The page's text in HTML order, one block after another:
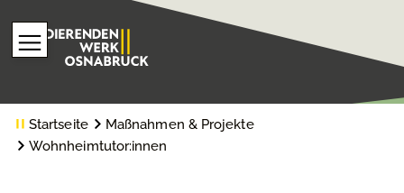
Startseite
Maßnahmen & Projekte
Wohnheimtutor:innen